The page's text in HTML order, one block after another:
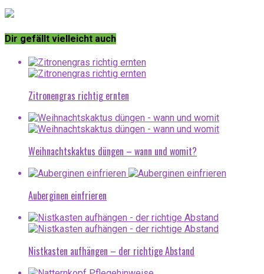
Dir gefällt vielleicht auch
Zitronengras richtig ernten
Weihnachtskaktus düngen – wann und womit?
Auberginen einfrieren
Nistkasten aufhängen – der richtige Abstand